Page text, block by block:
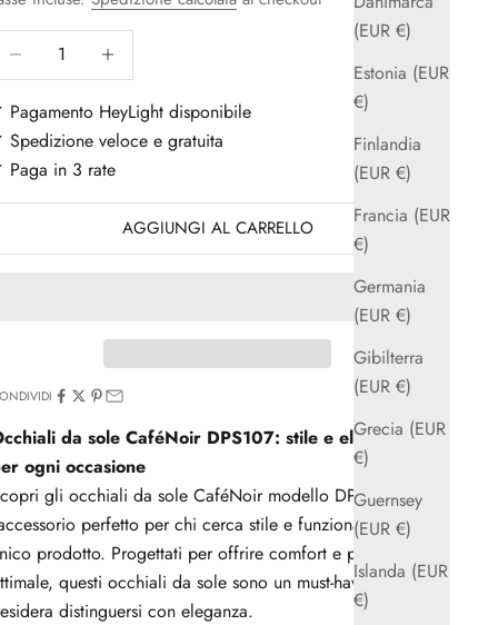
(EUR €)
Estonia (EUR
€)
Finlandia
(EUR €)
Francia (EUR
€)
Germania
(EUR €)
Gibilterra
(EUR €)
Grecia (EUR
€)
Guernsey
(EUR €)
Islanda (EUR
€)
Diminuisci quantitàAumenta quantità
Pagamento HeyLight disponibile
Spedizione veloce e gratuita
Paga in 3 rate
AGGIUNGI AL CARRELLO
da sole CaféNoir DPS107: stile e eleganza
ogni occasione
gli occhiali da sole CaféNoir modello DPS107,
perfetto per chi cerca stile e funzionalità in un
prodotto. Progettati per offrire comfort e protezione
questi occhiali da sole sono un must-have per chi
distinguersi con eleganza.